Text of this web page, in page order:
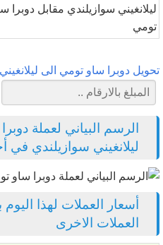
ليلانغيني سوازيلندي مقابل دوبرا
تومي
تحويل دوبرا ساو تومي الى
الرسم البياني لعملة
ليلانغيني سوازيلندي في أخر 5
أسعار العملات لهذا
العملات الاخرى